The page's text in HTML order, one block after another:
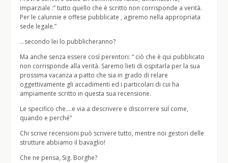
imparziale :” tutto quello che è scritto non corrisponde a verità.
Per le calunnie e offese pubblicate , agiremo nella appropriata
sede legale.”
…secondo lei lo pubblicheranno?
Ma anche senza essere così perentori: “ ciò che è qui pubblicato
non corrisponde alla verità. Saremo lieti di ospitarla per la sua
prossima vacanza a patto che sia in grado di relare
oggettivamente gli accadimenti ed i particolari di cui ha
ampiamente scritto in questa sua recensione.
Le specifico che….e via a descrivere e discorrere sul come,
quando e perché”
Chi scrive recensioni può scrivere tutto, mentre noi gestori delle
strutture abbiamo il bavaglio!
Che ne pensa, Sig. Borghe?